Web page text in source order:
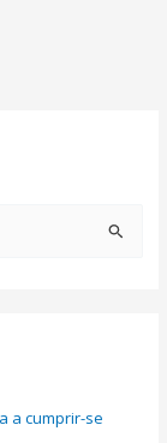
a cumprir-se